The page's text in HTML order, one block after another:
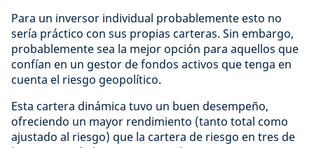
Para un inversor individual probablemente esto no
sería práctico con sus propias carteras. Sin embargo,
probablemente sea la mejor opción para aquellos que
confían en un gestor de fondos activos que tenga en
cuenta el riesgo geopolítico.
Esta cartera dinámica tuvo un buen desempeño,
ofreciendo un mayor rendimiento (tanto total como
ajustado al riesgo) que la cartera de riesgo en tres de